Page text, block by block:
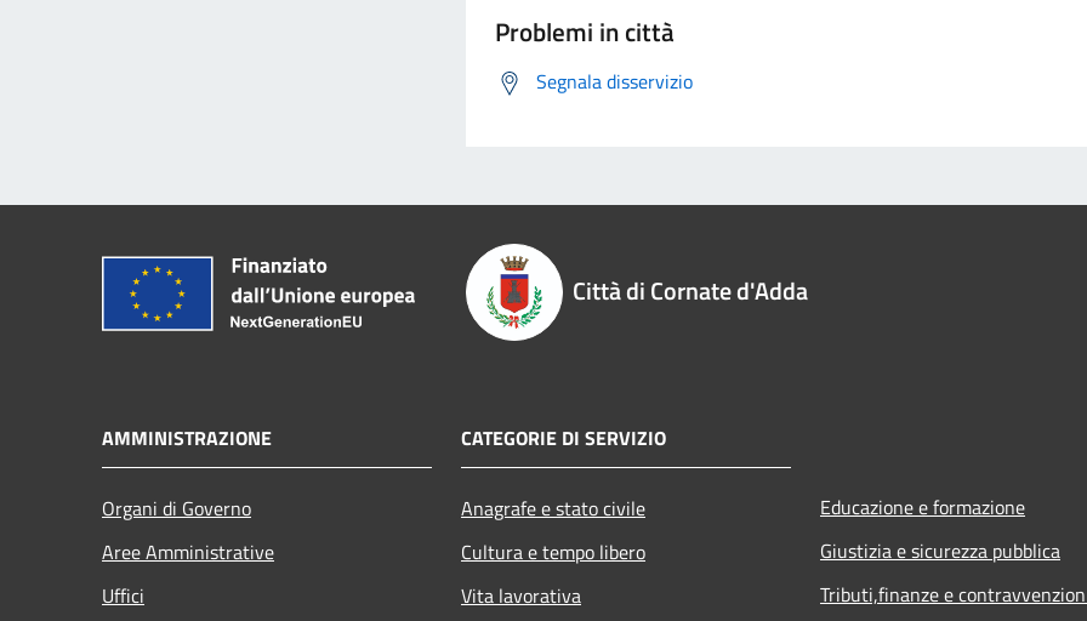
Problemi in città
Segnala disservizio
Città di Cornate d'Adda
AMMINISTRAZIONE
Organi di Governo
Aree Amministrative
Uffici
CATEGORIE DI SERVIZIO
Anagrafe e stato civile
Cultura e tempo libero
Vita lavorativa
Educazione e formazione
Giustizia e sicurezza pubblica
Tributi,finanze e